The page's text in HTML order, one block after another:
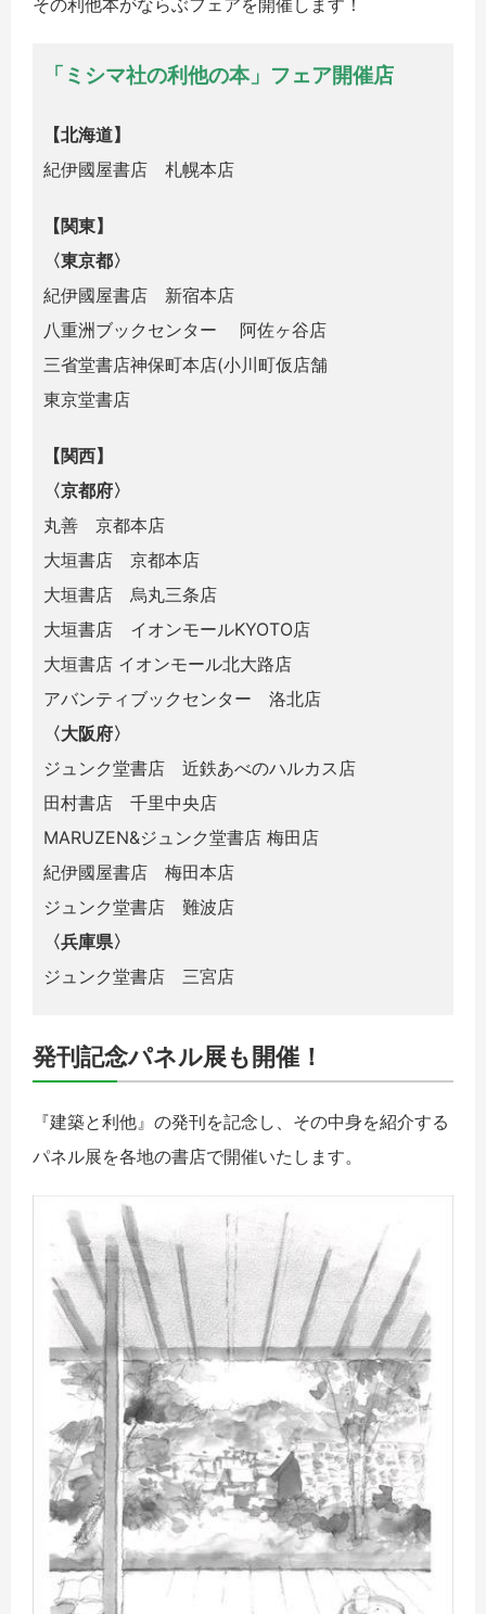
その利他本がならぶフェアを開催します！
「ミシマ社の利他の本」フェア開催店
【北海道】
紀伊國屋書店 札幌本店
【関東】
〈東京都〉
紀伊國屋書店 新宿本店
八重洲ブックセンター 阿佐ヶ谷店
三省堂書店神保町本店(小川町仮店舗
東京堂書店
【関西】
〈京都府〉
丸善 京都本店
大垣書店 京都本店
大垣書店 烏丸三条店
大垣書店 イオンモールKYOTO店
大垣書店 イオンモール北大路店
アバンティブックセンター 洛北店
〈大阪府〉
ジュンク堂書店 近鉄あべのハルカス店
田村書店 千里中央店
MARUZEN&ジュンク堂書店 梅田店
紀伊國屋書店 梅田本店
ジュンク堂書店 難波店
〈兵庫県〉
ジュンク堂書店 三宮店
発刊記念パネル展も開催！
『建築と利他』の発刊を記念し、その中身を紹介する
パネル展を各地の書店で開催いたします。